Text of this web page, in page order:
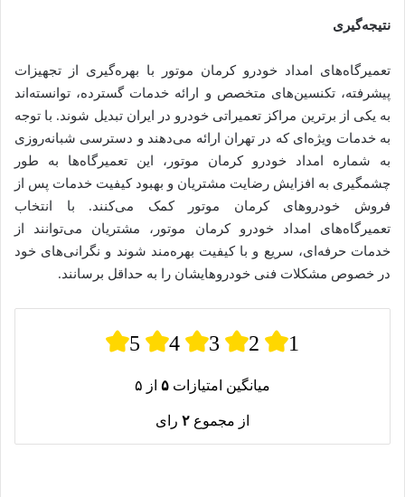
نتیجه‌گیری
تعمیرگاه‌های امداد خودرو کرمان موتور با بهره‌گیری از تجهیزات
پیشرفته، تکنسین‌های متخصص و ارائه خدمات گسترده، توانسته‌اند
به یکی از برترین مراکز تعمیراتی خودرو در ایران تبدیل شوند. با توجه
به خدمات ویژه‌ای که در تهران ارائه می‌دهند و دسترسی شبانه‌روزی
به شماره امداد خودرو کرمان موتور، این تعمیرگاه‌ها به طور
چشمگیری به افزایش رضایت مشتریان و بهبود کیفیت خدمات پس از
فروش خودروهای کرمان موتور کمک می‌کنند. با انتخاب
تعمیرگاه‌های امداد خودرو کرمان موتور، مشتریان می‌توانند از
خدمات حرفه‌ای، سریع و با کیفیت بهره‌مند شوند و نگرانی‌های خود
در خصوص مشکلات فنی خودروهایشان را به حداقل برسانند.
5 4 3 2 1
میانگین امتیازات ۵ از ۵
از مجموع ۲ رای